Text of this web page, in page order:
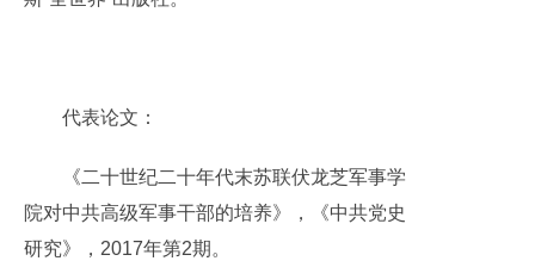
代表论文：
《二十世纪二十年代末苏联伏龙芝军事学
院对中共高级军事干部的培养》，《中共党史
研究》，2017年第2期。